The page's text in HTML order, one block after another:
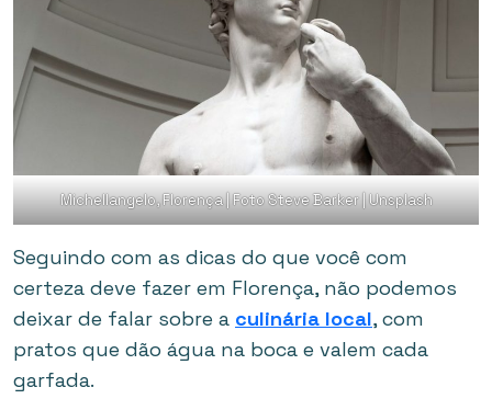
Michellangelo, Florença | Foto Steve Barker | Unsplash
Seguindo com as dicas do que você com
certeza deve fazer em Florença, não podemos
deixar de falar sobre a culinária local, com
pratos que dão água na boca e valem cada
garfada.